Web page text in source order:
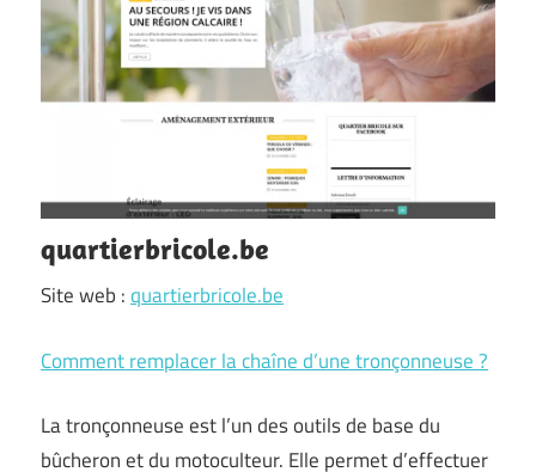
quartierbricole.be
Site web :quartierbricole.be
Comment remplacer la chaîne d’une tronçonneuse ?
La tronçonneuse est l’un des outils de base du
bûcheron et du motoculteur. Elle permet d’effectuer